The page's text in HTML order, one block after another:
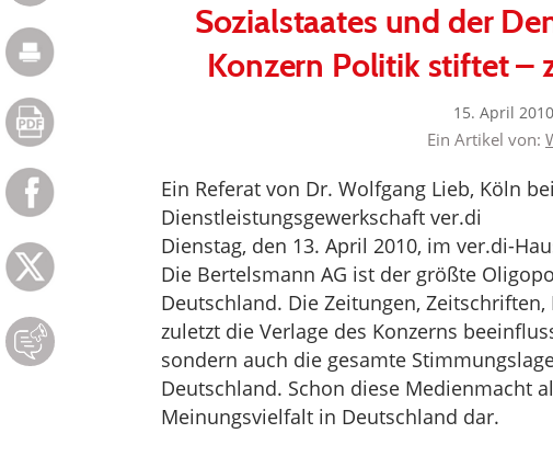
Sozialstaates und der
Konzern Politik stiftet –
15. April
Ein Artikel von:
Ein Referat von Dr. Wolfgang Lieb, Köln
Dienstleistungsgewerkschaft ver.di
Dienstag, den 13. April 2010, im ver.di-
Die Bertelsmann AG ist der größte
Deutschland. Die Zeitungen,
zuletzt die Verlage des Konzerns
sondern auch die gesamte
Deutschland. Schon diese Medienmacht
Meinungsvielfalt in Deutschland dar.